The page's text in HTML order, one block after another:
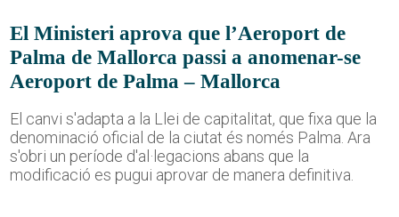
El Ministeri aprova que l’Aeroport de
Palma de Mallorca passi a anomenar-se
Aeroport de Palma – Mallorca
El canvi s'adapta a la Llei de capitalitat, que fixa que la
denominació oficial de la ciutat és només Palma. Ara
s'obri un període d'al·legacions abans que la
modificació es pugui aprovar de manera definitiva.